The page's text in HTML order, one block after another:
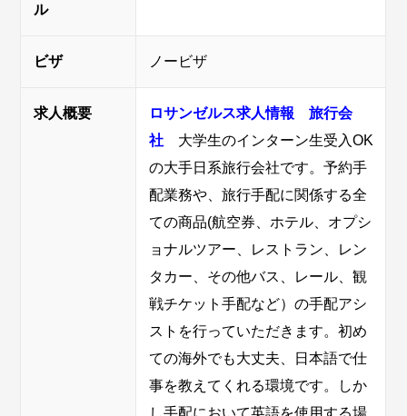
ル
ビザ ノービザ
求人概要
ロサンゼルス求人情報 旅行会
社大学生のインターン生受入OK
の大手日系旅行会社です。予約手
配業務や、旅行手配に関係する全
ての商品(航空券、ホテル、オプシ
ョナルツアー、レストラン、レン
タカー、その他バス、レール、観
戦チケット手配など）の手配アシ
ストを行っていただきます。初め
ての海外でも大丈夫、日本語で仕
事を教えてくれる環境です。しか
し手配において英語を使用する場